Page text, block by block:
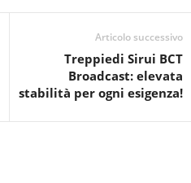
Articolo successivo
Treppiedi Sirui BCT
Broadcast: elevata
stabilità per ogni esigenza!